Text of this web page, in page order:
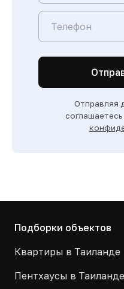
Отправляя
Подборки объектов
Квартиры в Таиланде
Пентхаусы в Таиланде